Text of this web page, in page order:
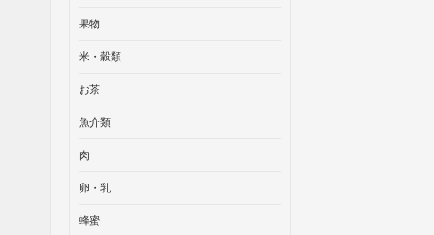
果物
米・穀類
お茶
魚介類
肉
卵・乳
蜂蜜